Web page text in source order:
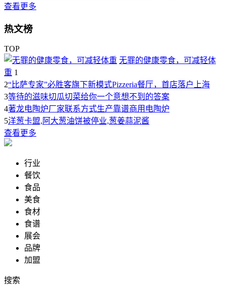
查看更多
热文榜
TOP
无罪的健康零食，可减轻体
重 1
2“比萨专家”必胜客旗下新模式Pizzeria餐厅，首店落户上海
3等待的滋味切瓜切菜给你一个意想不到的答案
4著龙电陶炉厂家联系方式生产靠谱商用电陶炉
5洋葱卡盟,阿大葱油饼被停业,葱姜蒜泥酱
查看更多
行业
餐饮
食品
美食
食材
食谱
展会
品牌
加盟
搜索